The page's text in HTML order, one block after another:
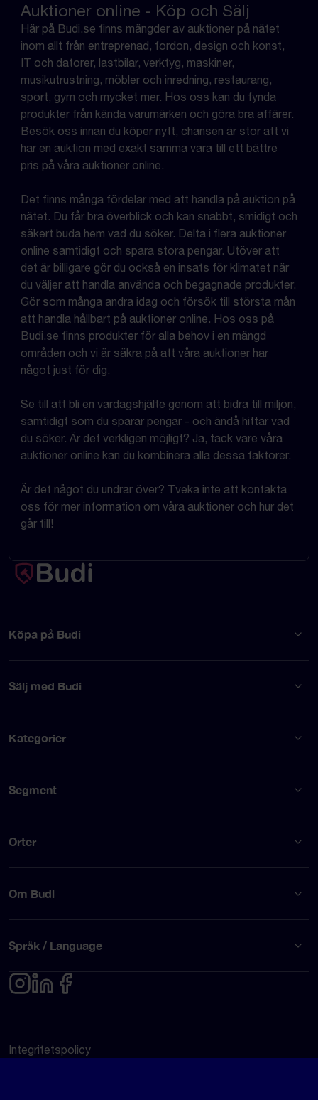
Auktioner online - Köp och Sälj
Här på Budi.se finns mängder av auktioner på nätet
inom allt från entreprenad, fordon, design och konst,
IT och datorer, lastbilar, verktyg, maskiner,
musikutrustning, möbler och inredning, restaurang,
sport, gym och mycket mer. Hos oss kan du fynda
produkter från kända varumärken och göra bra affärer.
Besök oss innan du köper nytt, chansen är stor att vi
har en auktion med exakt samma vara till ett bättre
pris på våra auktioner online.
Det finns många fördelar med att handla på auktion på
nätet. Du får bra överblick och kan snabbt, smidigt och
säkert buda hem vad du söker. Delta i flera auktioner
online samtidigt och spara stora pengar. Utöver att
det är billigare gör du också en insats för klimatet när
du väljer att handla använda och begagnade produkter.
Gör som många andra idag och försök till största mån
att handla hållbart på auktioner online. Hos oss på
Budi.se finns produkter för alla behov i en mängd
områden och vi är säkra på att våra auktioner har
något just för dig.
Se till att bli en vardagshjälte genom att bidra till miljön,
samtidigt som du sparar pengar - och ändå hittar vad
du söker. Är det verkligen möjligt? Ja, tack vare våra
auktioner online kan du kombinera alla dessa faktorer.
Är det något du undrar över? Tveka inte att kontakta
oss för mer information om våra auktioner och hur det
går till!
Köpa på Budi
Sälj med Budi
Kategorier
Segment
Orter
Om Budi
Språk / Language
Integritetspolicy